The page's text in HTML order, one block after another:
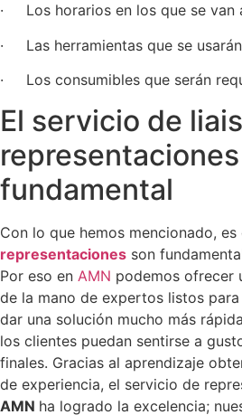
· Los horarios en los que se van
· Las herramientas que se usarán
· Los consumibles que serán
El servicio de
fundamental
Con lo que hemos mencionado,
representaciones son
Por eso en AMN podemos ofrecer
de la mano de expertos listos
dar una solución mucho más
los clientes puedan sentirse a
finales. Gracias al aprendizaje
de experiencia, el servicio de
AMN ha logrado la excelencia;